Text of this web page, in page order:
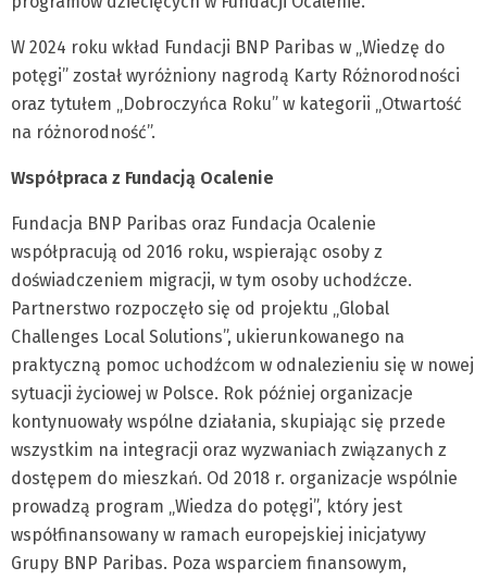
W 2024 roku wkład Fundacji BNP Paribas w „Wiedzę do
potęgi” został wyróżniony nagrodą Karty Różnorodności
oraz tytułem „Dobroczyńca Roku” w kategorii „Otwartość
na różnorodność”.
Współpraca z Fundacją Ocalenie
Fundacja BNP Paribas oraz Fundacja Ocalenie
współpracują od 2016 roku, wspierając osoby z
doświadczeniem migracji, w tym osoby uchodźcze.
Partnerstwo rozpoczęło się od projektu „Global
Challenges Local Solutions”, ukierunkowanego na
praktyczną pomoc uchodźcom w odnalezieniu się w nowej
sytuacji życiowej w Polsce. Rok później organizacje
kontynuowały wspólne działania, skupiając się przede
wszystkim na integracji oraz wyzwaniach związanych z
dostępem do mieszkań. Od 2018 r. organizacje wspólnie
prowadzą program „Wiedza do potęgi”, który jest
współfinansowany w ramach europejskiej inicjatywy
Grupy BNP Paribas. Poza wsparciem finansowym,